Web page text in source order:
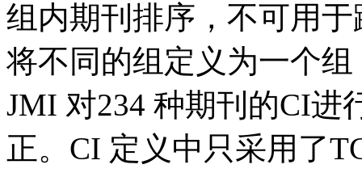
组内期刊排序，不可用
将不同的组定义为一个
JMI 对234 种期刊的CI进
正。CI 定义中只采用了